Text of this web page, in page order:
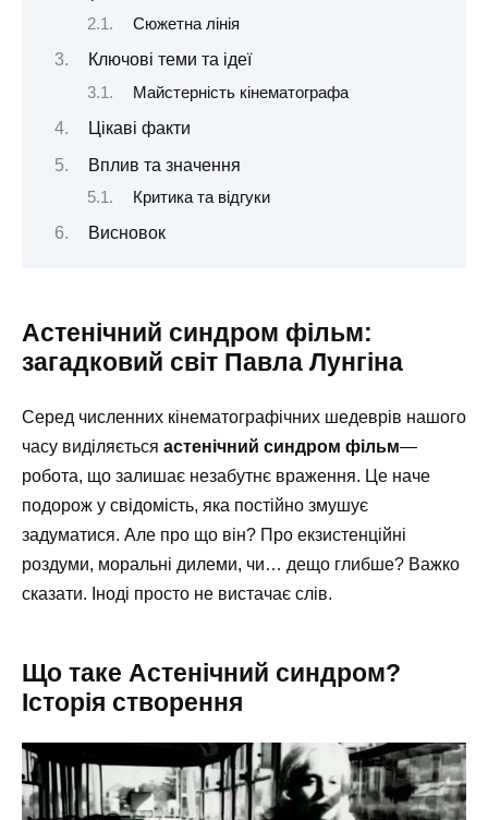
Сюжетна лінія
Ключові теми та ідеї
Майстерність кінематографа
Цікаві факти
Вплив та значення
Критика та відгуки
Висновок
Астенічний синдром фільм:
загадковий світ Павла Лунгіна
Серед численних кінематографічних шедеврів нашого
часу виділяється астенічний синдром фільм—
робота, що залишає незабутнє враження. Це наче
подорож у свідомість, яка постійно змушує
задуматися. Але про що він? Про екзистенційні
роздуми, моральні дилеми, чи… дещо глибше? Важко
сказати. Іноді просто не вистачає слів.
Що таке Астенічний синдром?
Історія створення